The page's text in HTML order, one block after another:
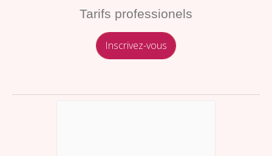
Tarifs professionels
Inscrivez-vous